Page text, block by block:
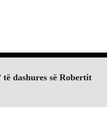
dashures së Robertit